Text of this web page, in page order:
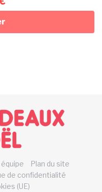
Plan du site
de confidentialité
(UE)